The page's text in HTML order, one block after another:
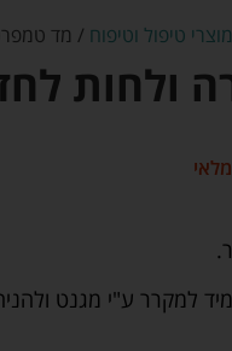
מוצרי טיפול וטיפוח / מד
ולחות
למקרר ע"י מגנט